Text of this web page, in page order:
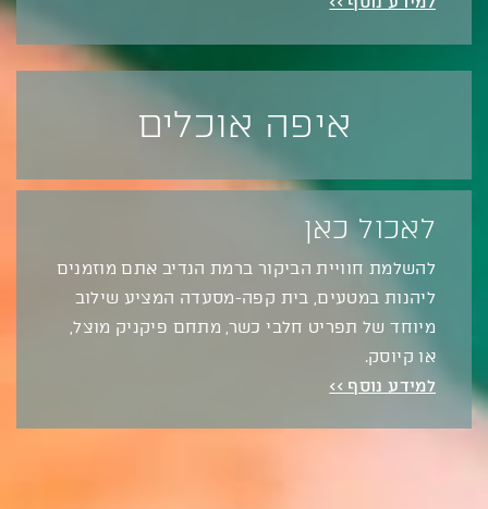
איפה אוכלים
לאכול כאן
להשלמת חוויית הביקור ברמת הנדיב אתם מוזמנים
ליהנות במטעים, בית קפה-מסעדה המציע שילוב
מיוחד של תפריט חלבי כשר, מתחם פיקניק מוצל,
או קיוסק.
למידע נוסף >>